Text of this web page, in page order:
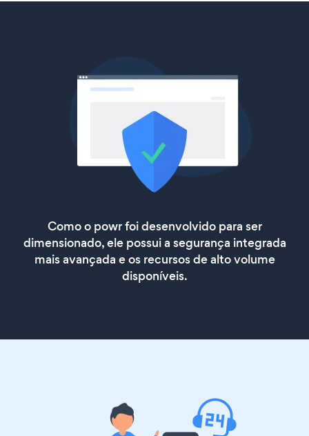
Como o powr foi desenvolvido para ser
dimensionado, ele possui a segurança integrada
mais avançada e os recursos de alto volume
disponíveis.